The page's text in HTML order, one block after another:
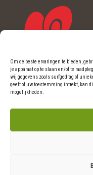
Om de beste ervaringen te bieden,
je apparaat op te slaan en/of te
wij gegevens zoals surfgedrag of
geeft of uw toestemming intrekt, kan
mogelijkheden.
WOERDEN (Ut.)
E-mail: